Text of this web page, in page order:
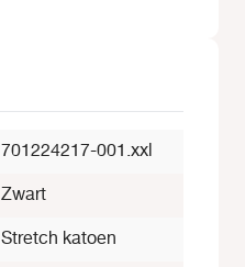
701224217-001.xxl
Zwart
Stretch katoen